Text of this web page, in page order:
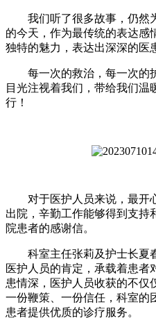
我们听了很多故事，仍然
的今天，作为最传统的表达感
独特的魅力，表达出深深的医
每一次的救治，每一次的
目光注视着我们，带给我们
行！
对于医护人员来说，最开
出院，辛勤工作能够得到支持
院患者的感谢信。
科室主任张莉及护士长夏
医护人员的肯定，承载着患者
患情深，医护人员收获的不仅
一份鞭策、一份信任，科室的
患者提供优质的诊疗服务。